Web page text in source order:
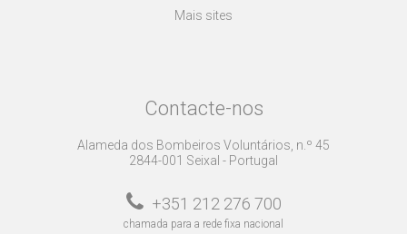
Mais sites
Contacte-nos
Alameda dos Bombeiros Voluntários, n.º 45
2844-001 Seixal - Portugal
+351 212 276 700
chamada para a rede fixa nacional